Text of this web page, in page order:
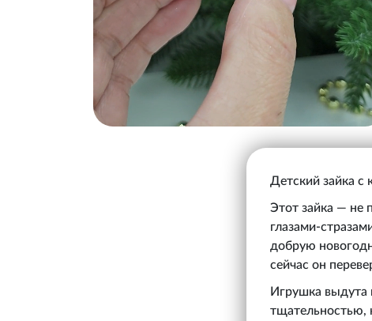
Детский зайка с
Этот зайка — не
глазами-
добрую
сейчас он
Игрушка выдута
тщательностью,